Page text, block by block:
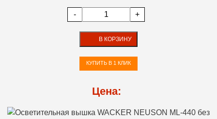
- +
В КОРЗИНУ
КУПИТЬ В 1 КЛИК
Цена: